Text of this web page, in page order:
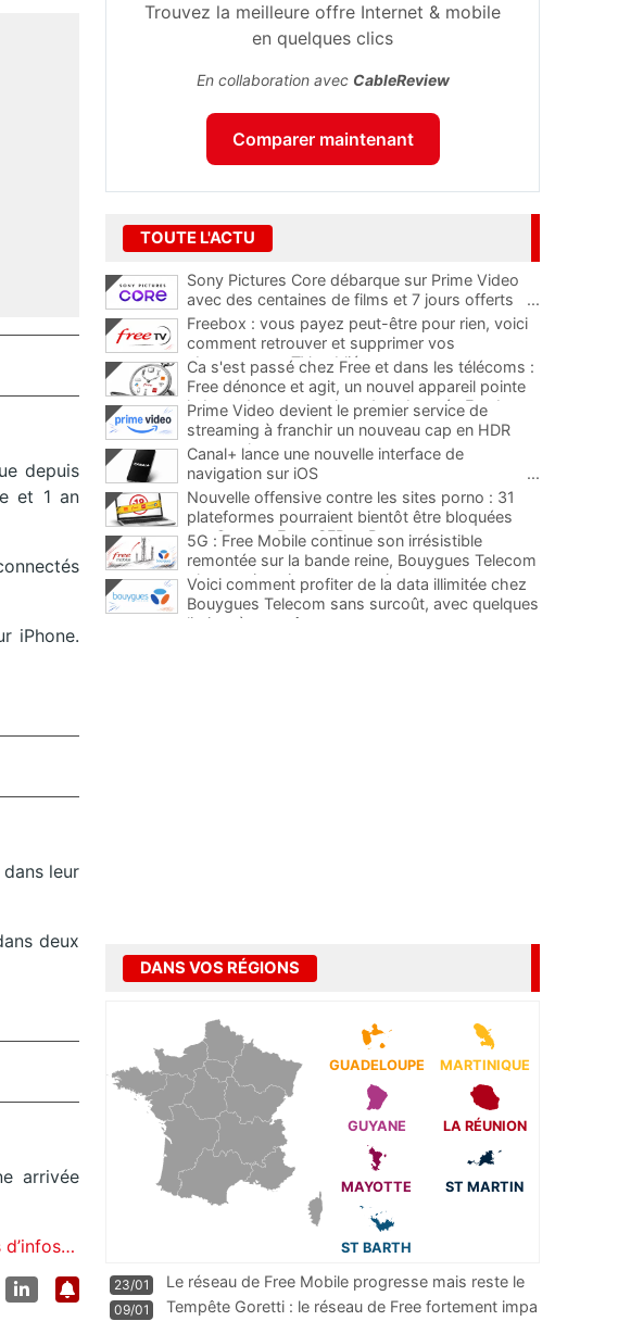
depuis
et 1 an
iPhone.
leur
deux
arrivée
d’infos…
Trouvez la meilleure offre Internet & mobile
en quelques clics
En collaboration avec CableReview
Comparer maintenant
TOUTE L'ACTU
Sony Pictures Core débarque sur Prime Video
avec des centaines de films et 7 jours offerts
...
Freebox : vous payez peut-être pour rien, voici
comment retrouver et supprimer vos
abonnements TV oubliés
...
Ca s'est passé chez Free et dans les télécoms :
Free dénonce et agit, un nouvel appareil pointe
le bout de son nez chez des abonnés Freebox...
Prime Video devient le premier service de
streaming à franchir un nouveau cap en HDR
avec ce lancement
Canal+ lance une nouvelle interface de
navigation sur iOS
...
Nouvelle offensive contre les sites porno : 31
plateformes pourraient bientôt être bloquées
par Orange, Free, SFR et Bouygues
5G : Free Mobile continue son irrésistible
remontée sur la bande reine, Bouygues Telecom
plus que jamais sous pression
Voici comment profiter de la data illimitée chez
Bouygues Telecom sans surcoût, avec quelques
limites à connaître
DANS VOS RÉGIONS
GUADELOUPE MARTINIQUE
GUYANE LA RÉUNION
MAYOTTE ST MARTIN
ST BARTH
23/01
Le réseau de Free Mobile progresse mais reste le
m
...
09/01
Tempête Goretti : le réseau de Free fortement impa